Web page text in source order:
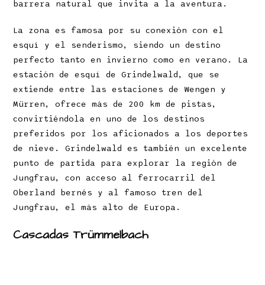
barrera natural que invita a la aventura.
La zona es famosa por su conexión con el
esquí y el senderismo, siendo un destino
perfecto tanto en invierno como en verano. La
estación de esquí de Grindelwald, que se
extiende entre las estaciones de Wengen y
Mürren, ofrece más de 200 km de pistas,
convirtiéndola en uno de los destinos
preferidos por los aficionados a los deportes
de nieve. Grindelwald es también un excelente
punto de partida para explorar la región de
Jungfrau, con acceso al ferrocarril del
Oberland bernés y al famoso tren del
Jungfrau, el más alto de Europa.
Cascadas Trümmelbach